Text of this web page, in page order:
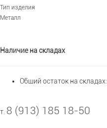
Тип изделия
Металл
Наличие на складах
Общий остаток на складах:
т. 8 (913) 185 18-50